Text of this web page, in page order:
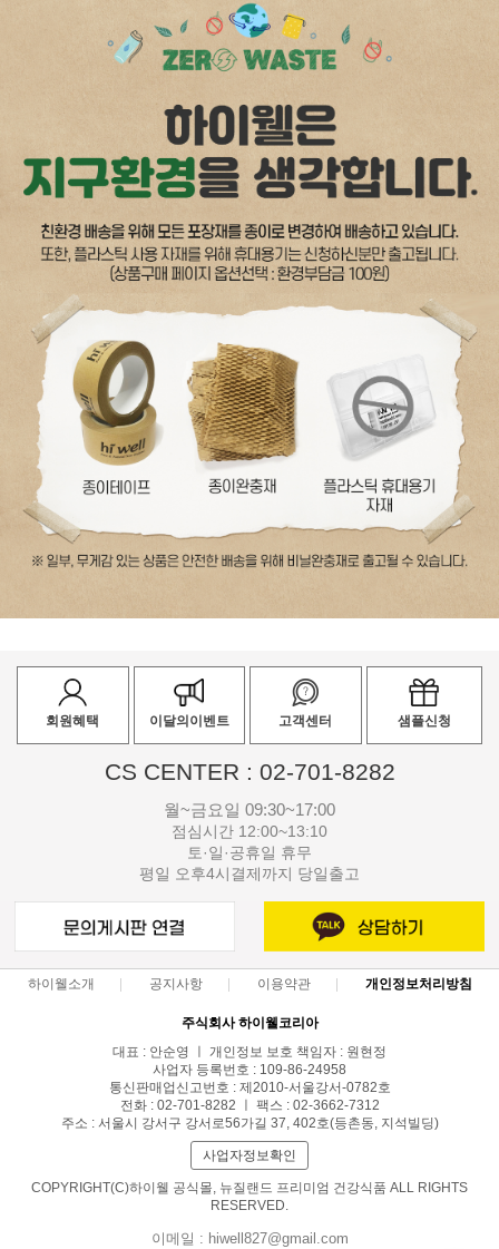
회원혜택 이달의이벤트 고객센터 샘플신청
CS CENTER : 02-701-8282
월~금요일 09:30~17:00
점심시간 12:00~13:10
토·일·공휴일 휴무
평일 오후4시결제까지 당일출고
하이웰소개 공지사항 이용약관 개인정보처리방침
주식회사 하이웰코리아
대표 : 안순영 ㅣ 개인정보 보호 책임자 : 원현정
사업자 등록번호 : 109-86-24958
통신판매업신고번호 : 제2010-서울강서-0782호
전화 : 02-701-8282 ㅣ 팩스 : 02-3662-7312
주소 : 서울시 강서구 강서로56가길 37, 402호(등촌동, 지석빌딩)
사업자정보확인
COPYRIGHT(C)하이웰 공식몰, 뉴질랜드 프리미엄 건강식품 ALL RIGHTS
RESERVED.
이메일 : hiwell827@gmail.com